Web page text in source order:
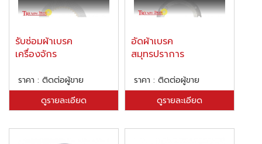
รับซ่อมผ้าเบรค
เครื่องจักร
ราคา : ติดต่อผู้ขาย
ดูรายละเอียด
อัดผ้าเบรค
สมุทรปราการ
ราคา : ติดต่อผู้ขาย
ดูรายละเอียด